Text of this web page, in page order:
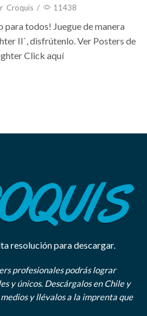
Croquis / 11438
para todos! Juegue de manera
II`, disfrútenlo. Ver Posters de
Click aquí
resolución para descargar.
profesionales podrás lograr
y únicos. Descárgalos en Chile y
y llévalos a la imprenta que